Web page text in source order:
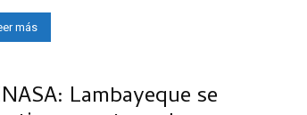
más
Lambayeque se